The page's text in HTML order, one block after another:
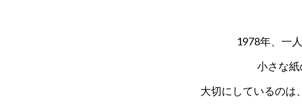
1978年、一
小さな紙
大切にしているのは